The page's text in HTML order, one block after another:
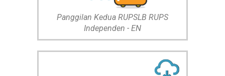
Panggilan Kedua RUPSLB RUPS
Independen - EN